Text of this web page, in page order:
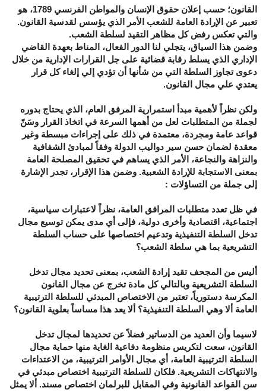
القانون؛ حسب إعلان حقوق الإنسان والمواطن الفرنسي 1789، هو
تعبير عن الإرادة العامة للشعب الأمر الذي يؤسس لقدسية القانون.
والتي تعكس رفض كل مظاهر التقيد لسلطة الشعب.
وضمن هذا السياق، يتجلي لنا الدور الفعال، المناط بعهدة القاضي
الإداري الذي يسلط رقابة قضائية على جل القرارات الإدارية من خلال
دعوى تجاوز السلطة التي من شأنها أن تؤدي إلي إلغاء كل قرار
يعتدي علي مجال القانون.
ولكن نظراً لأهمية مبدأ استمرارية المرفق العام، الذي يحتاج بدوره
لجملة من المتطلبات لعل من أهمها السرعة في اتخاذ القرار وسَنّ
قواعد عامة ومجردة، معتمدة في ذلك على إجراءات مبسطة وغير
معقدة لضمان حسن سير دواليب الدولة وفقاً لمبادئ الشفافية
والنزاهة والنجاعة، الأمر الذي يساهم في تحقيق المصلحة العامة
بمعنى الاستجابة للإرادة الشعبية. وضمن هذا الإقرار، تجدر الإشارة
إلى جملة من التساؤلات :
في ظل تعدد متطلبات المرافق العامة، نظراً لاعتبارات سياسية،
اجتماعية، اقتصادية وأخرى دولية، فإلى أي مدى يمكن توسيع مجال
تدخل السلطة التنفيذية وتدعيم اختصاصها على حساب السلطة
التشريعية بما هي سلطة الشعب؟
أليس من المجحف تقيد إرادة الشعب، بمعنى تحديد مجال تدخل
السلطة التشريعية وبالتالي كل مادة تخرج عن مجال القانون
المكرسة دستورياً، تعتبر من الاختصاص المبدئي للسلطة الترتيبية
العامة ألا وهي السلطة التنفيذية؟ ألا يعد هذا مساساً بعلوية القانون؟
لاسيما وأن العديد من الدساتير فضلاً عن تحديدها لمجال تدخل
القانون، سعت لتكريس منظومة دفاعية الغاية منها حماية مجال
السلطة الترتيبية العامة، أي مجال الأوامر الترتيبية، من الاعتداءات
والانتهاكات التشريعية. فلكان للسلطة الترتيبية اختصاص مبدئي في
سن القواعد القانونية وفي المقابل للبرلمان اختصاص مسند. ألا يمثل